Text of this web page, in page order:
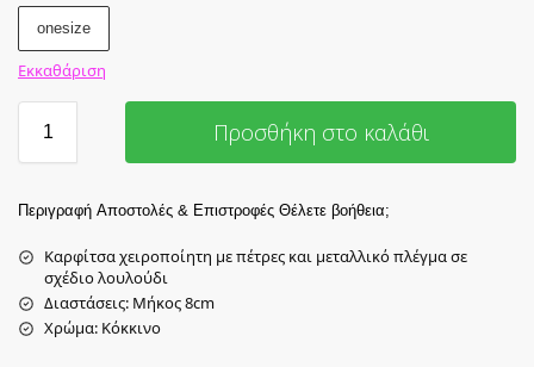
onesize
Εκκαθάριση
Προσθήκη στο καλάθι
Περιγραφή Αποστολές & Επιστροφές Θέλετε βοήθεια;
Καρφίτσα χειροποίητη με πέτρες και μεταλλικό πλέγμα σε
σχέδιο λουλούδι
Διαστάσεις: Μήκος 8cm
Χρώμα: Kόκκινο